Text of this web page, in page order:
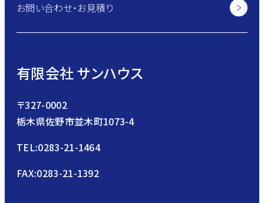
お問い合わせ・お見積り
有限会社 サンハウス
〒327-0002
栃木県佐野市並木町1073-4
TEL:0283-21-1464
FAX:0283-21-1392